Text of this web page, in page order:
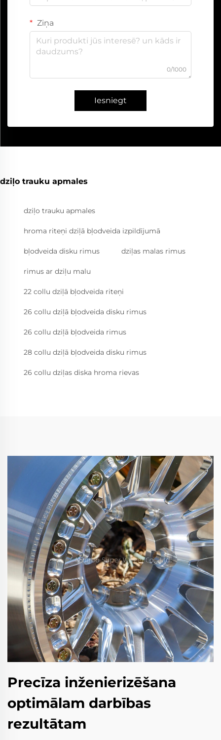
Ziņa
0/1000
Iesniegt
dziļo trauku apmales
dziļo trauku apmales
hroma riteņi dziļā bļodveida izpildījumā
bļodveida disku rimus dziļas malas rimus
rimus ar dziļu malu
22 collu dziļā bļodveida riteņi
26 collu dziļā bļodveida disku rimus
26 collu dziļā bļodveida rimus
28 collu dziļā bļodveida disku rimus
26 collu dziļas diska hroma rievas
Precīza inženierizēšana
optimālam darbības
rezultātam